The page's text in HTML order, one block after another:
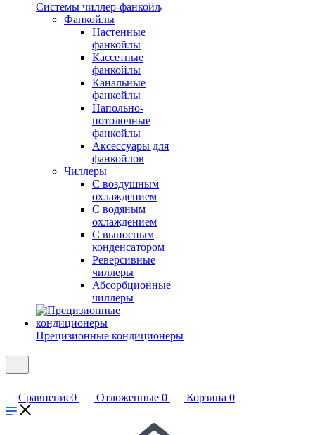
Системы чиллер-фанкойл
Фанкойлы
Настенные
фанкойлы
Кассетные
фанкойлы
Канальные
фанкойлы
Напольно-
потолочные
фанкойлы
Аксессуары для
фанкойлов
Чиллеры
С воздушным
охлаждением
С водяным
охлаждением
С выносным
конденсатором
Реверсивные
чиллеры
Абсорбционные
чиллеры
Прецизионные кондиционеры
Сравнение0 Отложенные 0 Корзина 0